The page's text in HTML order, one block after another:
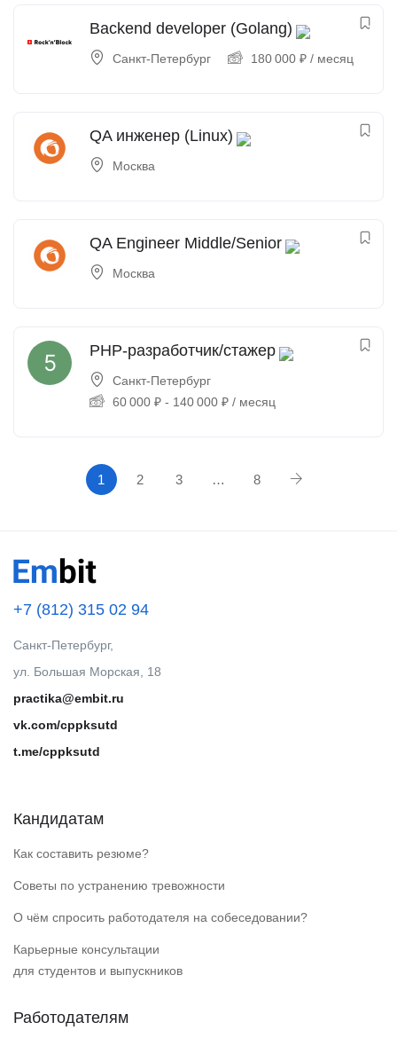
Backend developer (Golang)
Санкт-Петербург 180 000 ₽ / месяц
QA инженер (Linux)
Москва
QA Engineer Middle/Senior
Москва
PHP-разработчик/стажер
Санкт-Петербург
60 000 ₽ - 140 000 ₽ / месяц
1 2 3 … 8
+7 (812) 315 02 94
Санкт-Петербург,
ул. Большая Морская, 18
practika@embit.ru
vk.com/cppksutd
t.me/cppksutd
Кандидатам
Как составить резюме?
Советы по устранению тревожности
О чём спросить работодателя на собеседовании?
Карьерные консультации
для студентов и выпускников
Работодателям